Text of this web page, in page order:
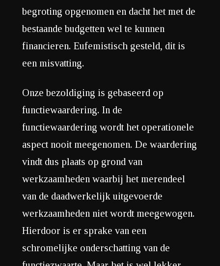
begroting opgenomen en dacht het met de
bestaande budgetten wel te kunnen
financieren. Eufemistisch gesteld, dit is
een misvatting.
Onze bezoldiging is gebaseerd op
functiewaardering. In de
functiewaardering wordt het operationele
aspect nooit meegenomen. De waardering
vindt dus plaats op grond van
werkzaamheden waarbij het merendeel
van de daadwerkelijk uitgevoerde
werkzaamheden niet wordt meegewogen.
Hierdoor is er sprake van een
schromelijke onderschatting van de